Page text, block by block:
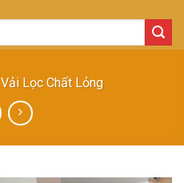
Vải Lọc Chất Lỏng